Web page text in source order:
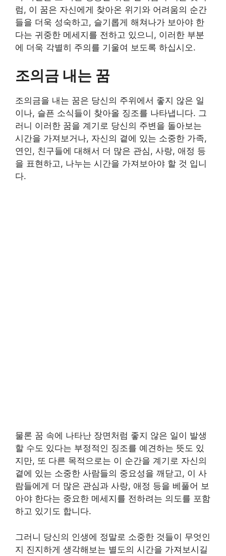
럼, 이 꿈은 자신에게 찾아온 위기와 어려움의 순간
들을 더욱 성숙하고, 슬기롭게 해쳐나가 보아야 한
다는 귀중한 메세지를 전하고 있으니, 이러한 부분
에 더욱 각별히 주의를 기울여 보도록 하십시오.
조의금 내는 꿈
조의금을 내는 꿈은 당신의 주위에서 좋지 않은 일
이나, 슬픈 소식들이 찾아올 징조를 나타냅니다. 그
러니 이러한 꿈을 계기로 당신의 주변을 돌아보는
시간을 가져보거나, 자신의 곁에 있는 소중한 가족,
연인, 친구들에 대해서 더 많은 관심, 사랑, 애정 등
을 표현하고, 나누는 시간을 가져보아야 할 것 입니
다.
물론 꿈 속에 나타난 장면처럼 좋지 않은 일이 발생
할 수도 있다는 부정적인 징조를 예견하는 뜻도 있
지만, 또 다른 목적으로는 이 순간을 계기로 자신의
곁에 있는 소중한 사람들의 중요성을 깨닫고, 이 사
람들에게 더 많은 관심과 사랑, 애정 등을 베풀어 보
아야 한다는 중요한 메세지를 전하려는 의도를 포함
하고 있기도 합니다.
그러니 당신의 인생에 정말로 소중한 것들이 무엇인
지 진지하게 생각해보는 별도의 시간을 가져보시길